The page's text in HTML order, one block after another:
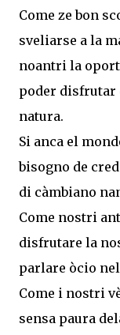
Come ze bon
sveliarse a la
noantri la
poder disfrutar
natura.
Si anca el
bisogno de
di càmbiano
Come nostri
disfrutare la
parlare òcio
Come i nostri
sensa paura